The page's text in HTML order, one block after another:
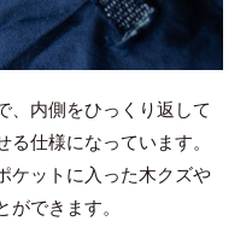
、内側をひっくり返して
仕様になっています。
ケットに入った木クズや
できます。